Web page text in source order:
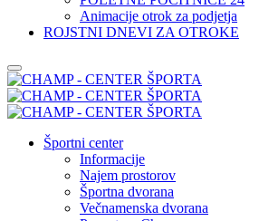
Animacije otrok za podjetja
ROJSTNI DNEVI ZA OTROKE
Športni center
Informacije
Najem prostorov
Športna dvorana
Večnamenska dvorana